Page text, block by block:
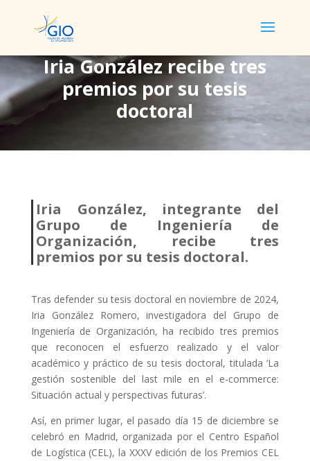
Iria González recibe tres
premios por su tesis
doctoral
Iria González recibe tres
premios por su tesis
doctoral
Iria González, integrante del
Grupo de Ingeniería de
Organización, recibe tres
premios por su tesis doctoral.
Tras defender su tesis doctoral en noviembre de 2024,
Iria González Romero, investigadora del Grupo de
Ingeniería de Organización, ha recibido tres premios
que reconocen el esfuerzo realizado y el valor
académico y práctico de su tesis doctoral, titulada ‘La
gestión sostenible del last mile en el e-commerce:
Situación actual y perspectivas futuras’.
Así, en primer lugar, el pasado día 15 de diciembre se
celebró en Madrid, organizada por el Centro Español
de Logística (CEL), la XXXV edición de los Premios CEL